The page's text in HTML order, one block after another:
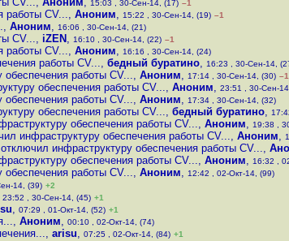
15:03 , 30-Сен-14, (17) –1
работы CV..., Аноним, 15:22 , 30-Сен-14, (19) –1
, Аноним, 16:06 , 30-Сен-14, (21)
CV..., iZEN , 16:10 , 30-Сен-14, (22) –1
работы CV..., Аноним, 16:16 , 30-Сен-14, (24)
работы CV..., бедный буратино, 16:23 , 30-Сен-14,
обеспечения работы CV..., Аноним, 17:14 , 30-Сен-14, (30) –1
обеспечения работы CV..., Аноним, 23:51 , 30-Сен-
обеспечения работы CV..., Аноним, 17:34 , 30-Сен-14, (32)
обеспечения работы CV..., бедный буратино,
обеспечения работы CV..., Аноним, 19:38 ,
инфраструктуру обеспечения работы CV..., Аноним,
инфраструктуру обеспечения работы CV...,
обеспечения работы CV..., Аноним, 16:32 ,
обеспечения работы CV..., Аноним, 12:42 , 02-Окт-14, (99)
14, (39) +2
23:52 , 30-Сен-14, (45) +1
, 07:29 , 01-Окт-14, (52) +1
, Аноним, 00:10 , 02-Окт-14, (74)
, arisu, 07:25 , 02-Окт-14, (84) +1